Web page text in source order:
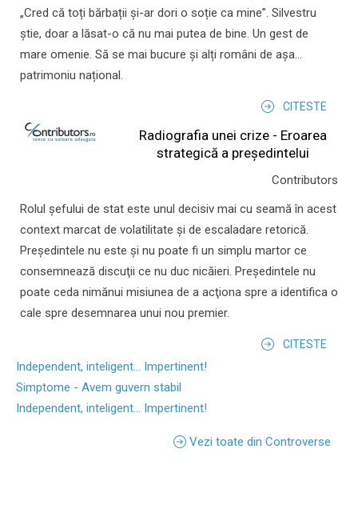
„Cred că toți bărbații și-ar dori o soție ca mine”. Silvestru
știe, doar a lăsat-o că nu mai putea de bine. Un gest de
mare omenie. Să se mai bucure și alți români de așa...
patrimoniu național.
CITESTE
Radiografia unei crize - Eroarea
strategică a președintelui
Contributors
Rolul şefului de stat este unul decisiv mai cu seamă în acest
context marcat de volatilitate şi de escaladare retorică.
Preşedintele nu este şi nu poate fi un simplu martor ce
consemnează discuţii ce nu duc nicăieri. Preşedintele nu
poate ceda nimănui misiunea de a acţiona spre a identifica o
cale spre desemnarea unui nou premier.
CITESTE
Independent, inteligent... Impertinent!
Simptome - Avem guvern stabil
Independent, inteligent... Impertinent!
Vezi toate din Controverse